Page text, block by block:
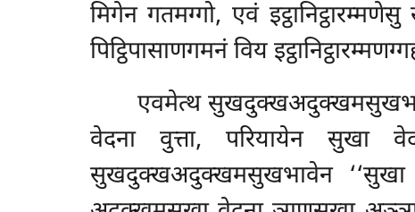
मिगेन गतमग्गो, एवं
पिट्ठिपासाणगमनं विय
एवमेत्थ सुखदुक्खअदुक्खमसुखभावेन
वेदना वुत्ता, परियायेन सुखा
सुखदुक्खअदुक्खमसुखभावेन ‘‘सुखा